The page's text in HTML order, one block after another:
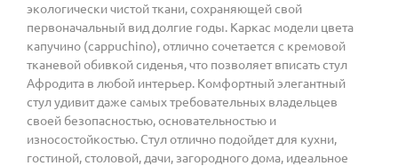
экологически чистой ткани, сохраняющей свой
первоначальный вид долгие годы. Каркас модели цвета
капучино (cappuchino), отлично сочетается c кремовой
тканевой обивкой сиденья, что позволяет вписать стул
Афродита в любой интерьер. Комфортный элегантный
стул удивит даже самых требовательных владельцев
своей безопасностью, основательностью и
износостойкостью. Стул отлично подойдет для кухни,
гостиной, столовой, дачи, загородного дома, идеальное